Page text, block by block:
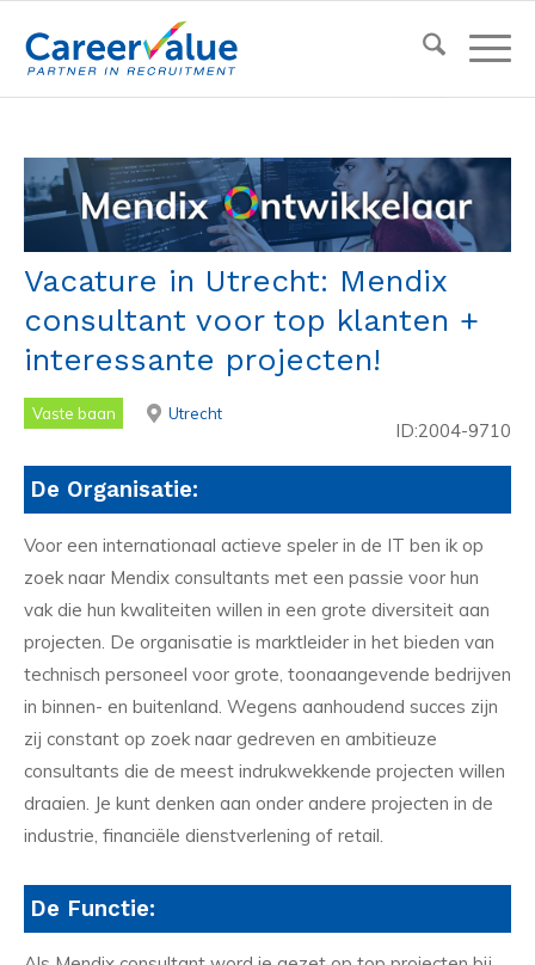
Vacature in Utrecht: Mendix
consultant voor top klanten +
interessante projecten!
Vaste baan Utrecht
ID:2004-9710
De Organisatie:
Voor een internationaal actieve speler in de IT ben ik op
zoek naar Mendix consultants met een passie voor hun
vak die hun kwaliteiten willen in een grote diversiteit aan
projecten. De organisatie is marktleider in het bieden van
technisch personeel voor grote, toonaangevende bedrijven
in binnen- en buitenland. Wegens aanhoudend succes zijn
zij constant op zoek naar gedreven en ambitieuze
consultants die de meest indrukwekkende projecten willen
draaien. Je kunt denken aan onder andere projecten in de
industrie, financiële dienstverlening of retail.
De Functie: